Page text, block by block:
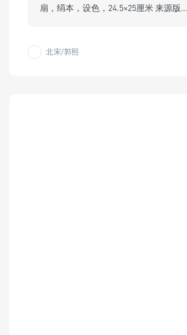
扇，绢本，设色，24.5×25厘米 来源版…
北宋/郭熙